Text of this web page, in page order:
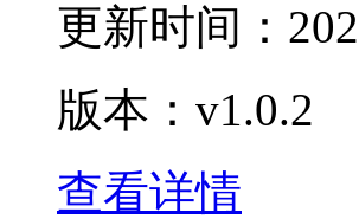
更新时间：
版本：v1.0.2
查看详情